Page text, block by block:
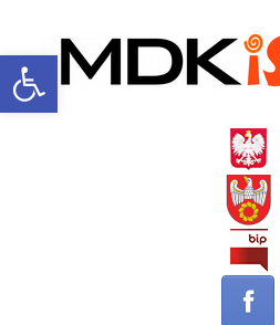
Open toolbar